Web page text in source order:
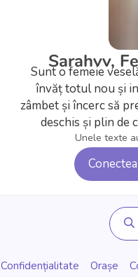
Sarahvv,
Sunt o femeie
învăț totul nou și
zâmbet și încerc să
deschis și plin de
Unele texte
Confidențialitate Orașe